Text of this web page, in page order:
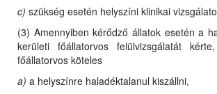
c) szükség esetén helyszíni klinikai
(3) Amennyiben kérődző állatok esetén a
kerületi főállatorvos felülvizsgálatát
főállatorvos köteles
a) a helyszínre haladéktalanul kiszállni,